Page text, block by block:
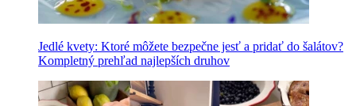
Jedlé kvety: Ktoré môžete bezpečne jesť a pridať do šalátov?
Kompletný prehľad najlepších druhov